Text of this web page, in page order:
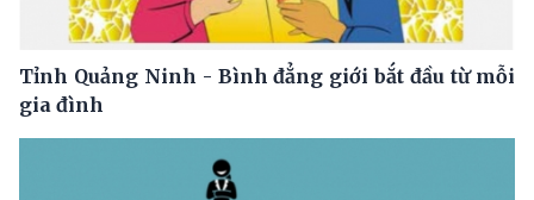
Tỉnh Quảng Ninh - Bình đẳng giới bắt đầu từ mỗi
gia đình